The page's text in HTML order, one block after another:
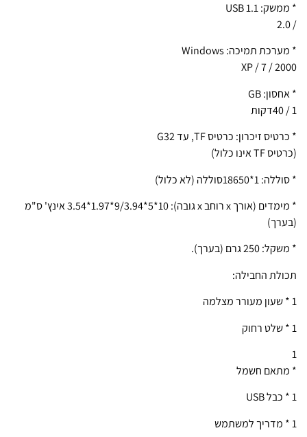
* ממשק: USB 1.1
/ 2.0
* מערכת תמיכה: Windows
2000 / XP / 7
* אחסון: GB
1 / 40דקות
* כרטיס זיכרון: כרטיס TF, עד G32
(כרטיס TF אינו כלול)
* סוללה: 1*18650סוללה (לא כלול)
* מימדים (אורך x רוחב x גובה): 10*5*9/3.94*1.97*3.54 אינץ' ס"מ
(בערך)
* משקל: 250 גרם (בערך).
תכולת החבילה:
1 * שעון מעורר מצלמה
1 * שלט רחוק
1
* מתאם חשמל
1 * כבל USB
1 * מדריך למשתמש